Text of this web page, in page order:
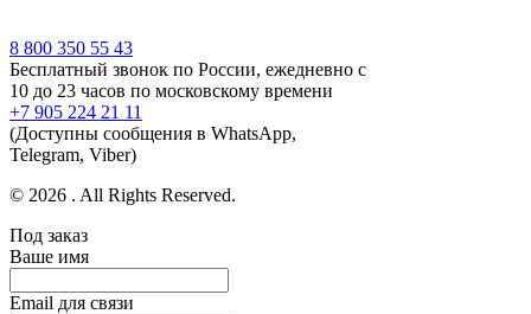
8 800 350 55 43
Бесплатный звонок по России, ежедневно с
10 до 23 часов по московскому времени
+7 905 224 21 11
(Доступны сообщения в WhatsApp,
Telegram, Viber)
© 2026 . All Rights Reserved.
Под заказ
Ваше имя
Email для связи